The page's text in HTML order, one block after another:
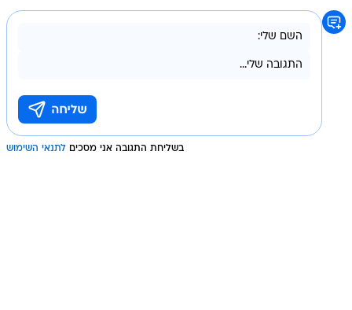
בשליחת התגובה אני מסכים לתנאי השימוש